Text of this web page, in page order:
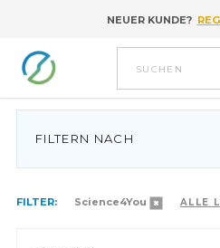
Go to contentNEUER KUNDE?
suchen
FILTERN NACH
FILTER: Science4You ALLE